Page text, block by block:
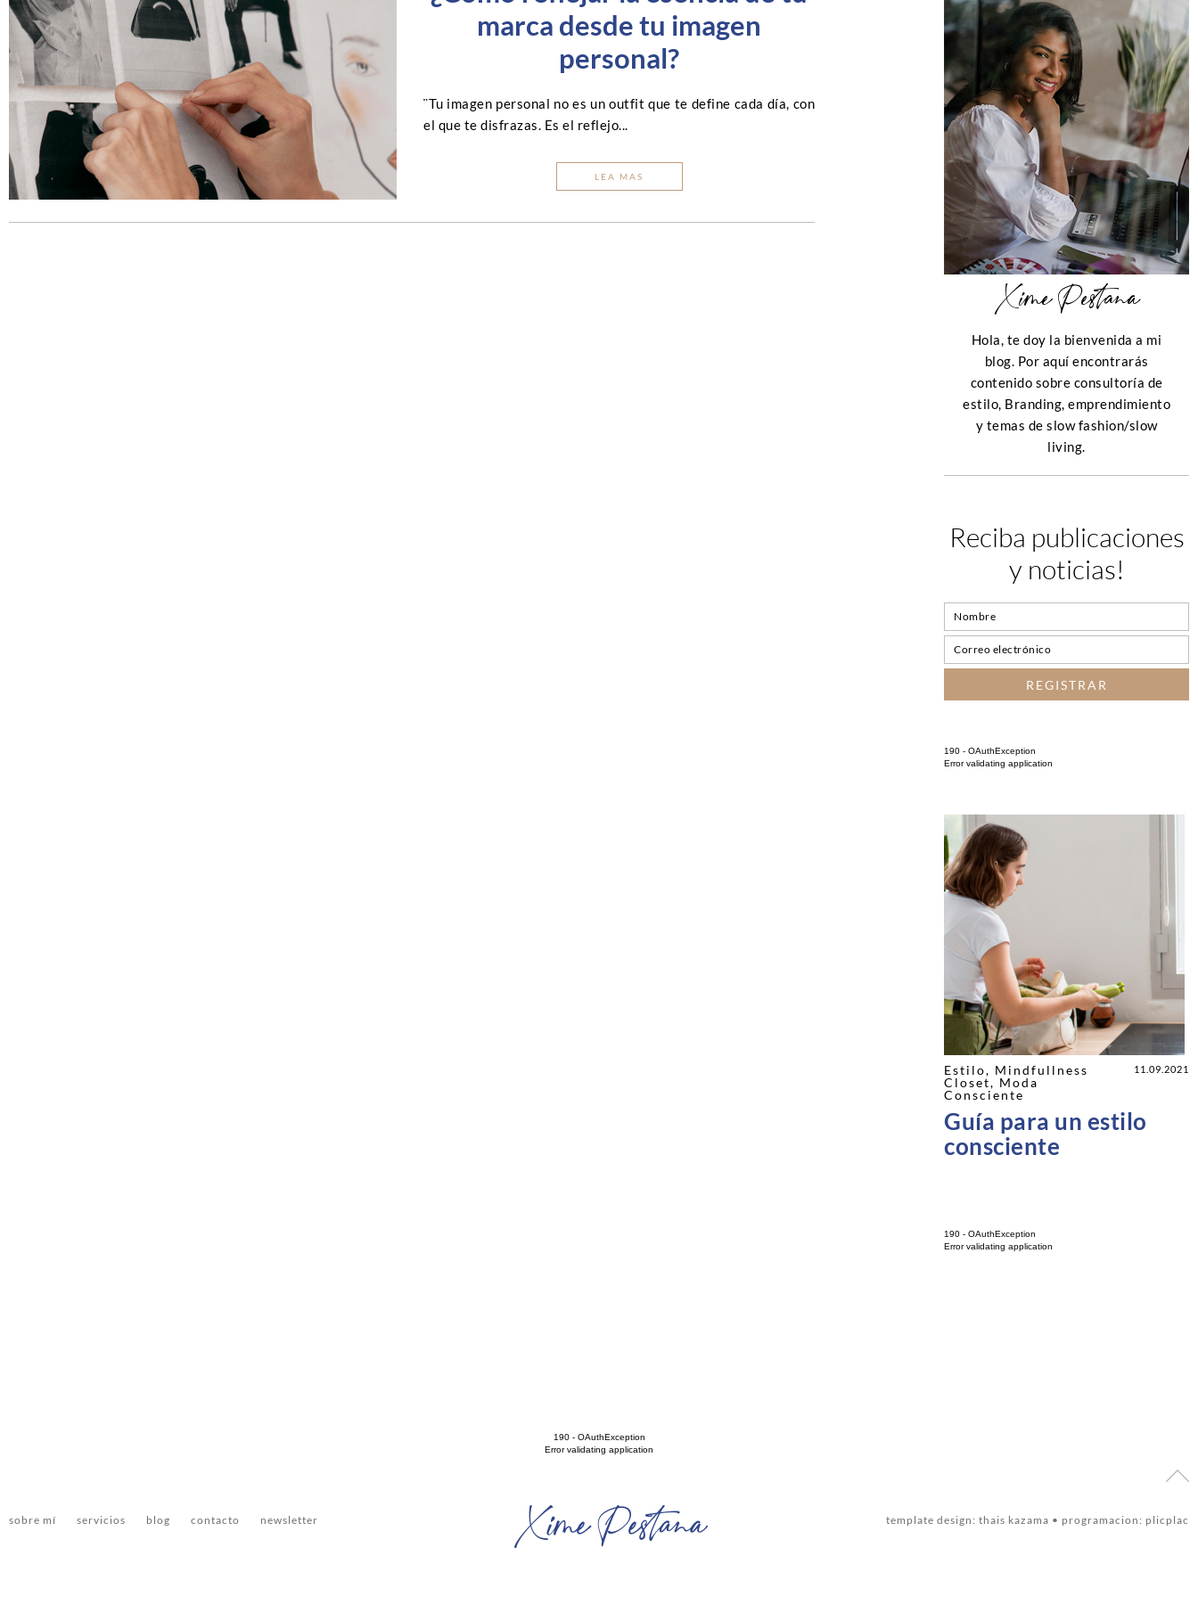
marca desde tu imagen
personal?
¨Tu imagen personal no es un outfit que te define cada día, con
el que te disfrazas. Es el reflejo...
LEA MAS
Xime Pestana
Hola, te doy la bienvenida a mi
blog. Por aquí encontrarás
contenido sobre consultoría de
estilo, Branding, emprendimiento
y temas de slow fashion/slow
living.
Reciba publicaciones
y noticias!
190 - OAuthException
Error validating application
Estilo, Mindfullness
Closet, Moda
Consciente
11.09.2021
Guía para un estilo
consciente
190 - OAuthException
Error validating application
190 - OAuthException
Error validating application
sobre mí servicios blog contacto newsletter template design: thais kazama • programacion: plicplac